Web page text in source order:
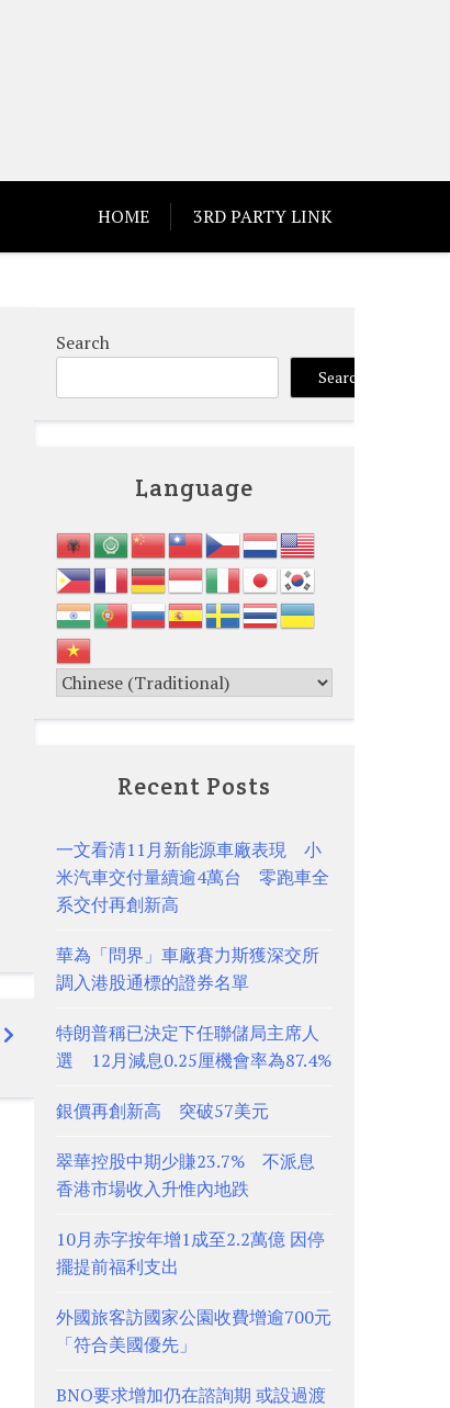
HOME 3RD PARTY LINK
Search
Search
Language
Recent Posts
一文看清11月新能源車廠表現 小
米汽車交付量續逾4萬台 零跑車全
系交付再創新高
華為「問界」車廠賽力斯獲深交所
調入港股通標的證券名單
特朗普稱已決定下任聯儲局主席人
選 12月減息0.25厘機會率為87.4%
銀價再創新高 突破57美元
翠華控股中期少賺23.7% 不派息
香港市場收入升惟內地跌
10月赤字按年增1成至2.2萬億 因停
擺提前福利支出
外國旅客訪國家公園收費增逾700元
「符合美國優先」
BNO要求增加仍在諮詢期 或設過渡